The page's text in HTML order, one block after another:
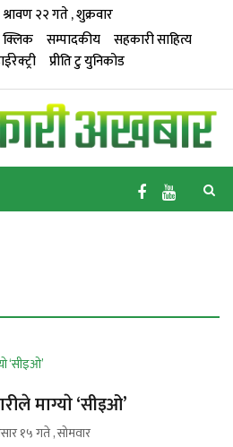
२२ गते , शुक्रवार
सम्पादकीय
सहकारी साहित्य
प्रीति टु युनिकोड
माग्याे ‘सीइओ’
१५ गते , सोमवार